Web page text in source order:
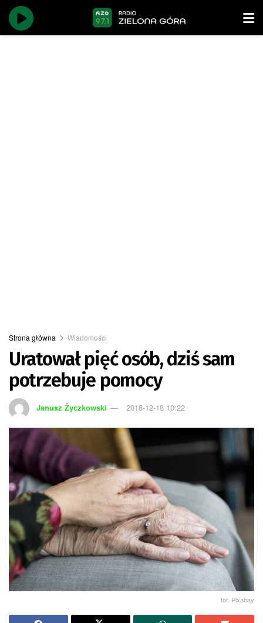
Strona główna Wiadomości
Uratował pięć osób, dziś sam
potrzebuje pomocy
Janusz Życzkowski 2018-12-18 10:22
fot. Pixabay